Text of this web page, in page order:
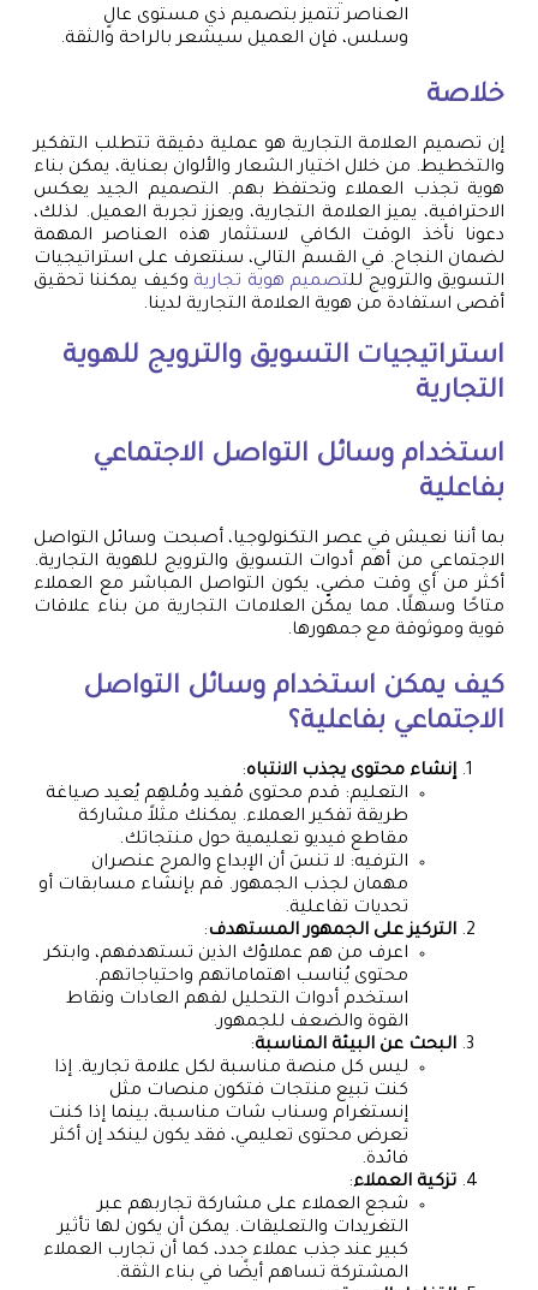
العناصر تتميز بتصميم ذي مستوى عالٍ
وسلس، فإن العميل سيشعر بالراحة والثقة.
خلاصة
إن تصميم العلامة التجارية هو عملية دقيقة تتطلب التفكير
والتخطيط. من خلال اختيار الشعار والألوان بعناية، يمكن بناء
هوية تجذب العملاء وتحتفظ بهم. التصميم الجيد يعكس
الاحترافية، يميز العلامة التجارية، ويعزز تجربة العميل. لذلك،
دعونا نأخذ الوقت الكافي لاستثمار هذه العناصر المهمة
لضمان النجاح. في القسم التالي، سنتعرف على استراتيجيات
التسويق والترويج للتصميم هوية تجارية وكيف يمكننا تحقيق
أقصى استفادة من هوية العلامة التجارية لدينا.
استراتيجيات التسويق والترويج للهوية
التجارية
استخدام وسائل التواصل الاجتماعي
بفاعلية
بما أننا نعيش في عصر التكنولوجيا، أصبحت وسائل التواصل
الاجتماعي من أهم أدوات التسويق والترويج للهوية التجارية.
أكثر من أي وقت مضى، يكون التواصل المباشر مع العملاء
متاحًا وسهلًا، مما يمكّن العلامات التجارية من بناء علاقات
قوية وموثوقة مع جمهورها.
كيف يمكن استخدام وسائل التواصل
الاجتماعي بفاعلية؟
إنشاء محتوى يجذب الانتباه:
التعليم: قدم محتوى مُفيد ومُلهِم يُعيد صياغة
طريقة تفكير العملاء. يمكنك مثلاً مشاركة
مقاطع فيديو تعليمية حول منتجاتك.
الترفيه: لا تنسَ أن الإبداع والمرح عنصران
مهمان لجذب الجمهور. قم بإنشاء مسابقات أو
تحديات تفاعلية.
التركيز على الجمهور المستهدف:
اعرف من هم عملاؤك الذين تستهدفهم، وابتكر
محتوى يُناسب اهتماماتهم واحتياجاتهم.
استخدم أدوات التحليل لفهم العادات ونقاط
القوة والضعف للجمهور.
البحث عن البيئة المناسبة:
ليس كل منصة مناسبة لكل علامة تجارية. إذا
كنت تبيع منتجات فتكون منصات مثل
إنستغرام وسناب شات مناسبة، بينما إذا كنت
تعرض محتوى تعليمي، فقد يكون لينكد إن أكثر
فائدة.
تزكية العملاء:
شجع العملاء على مشاركة تجاربهم عبر
التغريدات والتعليقات. يمكن أن يكون لها تأثير
كبير عند جذب عملاء جدد، كما أن تجارب العملاء
المشتركة تساهم أيضًا في بناء الثقة.